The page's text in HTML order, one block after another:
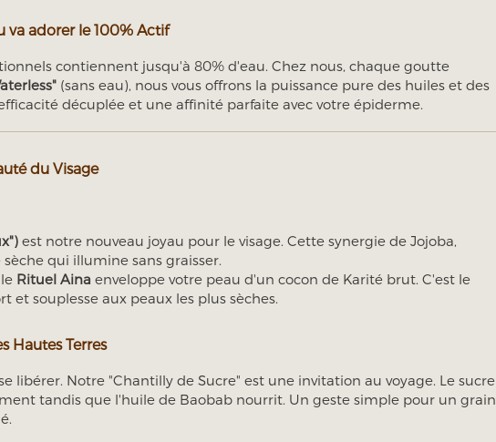
va adorer le 100% Actif
contiennent jusqu'à 80% d'eau. Chez nous, chaque goutte
(sans eau), nous vous offrons la puissance pure des huiles et des
décuplée et une affinité parfaite avec votre épiderme.
du Visage
est notre nouveau joyau pour le visage. Cette synergie de Jojoba,
qui illumine sans graisser.
Rituel Aina enveloppe votre peau d'un cocon de Karité brut. C'est le
et souplesse aux peaux les plus sèches.
Hautes Terres
libérer. Notre "Chantilly de Sucre" est une invitation au voyage. Le sucre
tandis que l'huile de Baobab nourrit. Un geste simple pour un grain